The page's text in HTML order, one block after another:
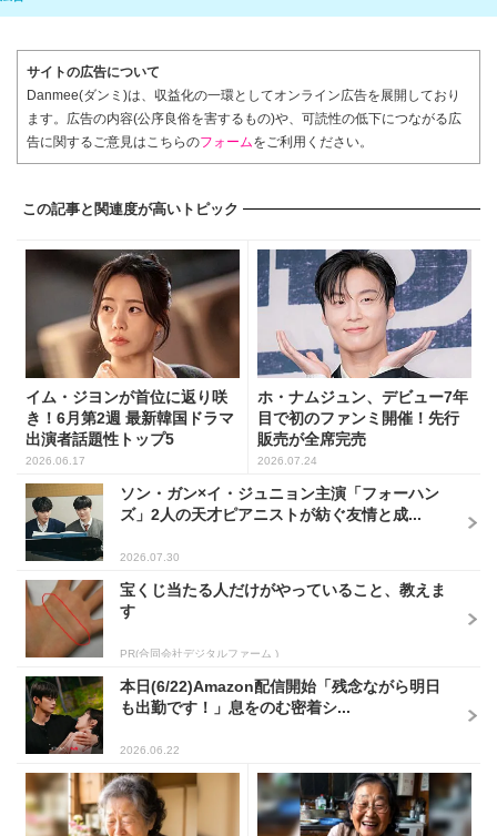
サイトの広告について
Danmee(ダンミ)は、収益化の一環としてオンライン広告を展開しており
ます。広告の内容(公序良俗を害するもの)や、可読性の低下につながる広
告に関するご意見はこちらのフォームをご利用ください。
この記事と関連度が高いトピック
イム・ジヨンが首位に返り咲
き！6月第2週 最新韓国ドラマ
出演者話題性トップ5
2026.06.17
ホ・ナムジュン、デビュー7年
目で初のファンミ開催！先行
販売が全席完売
2026.07.24
ソン・ガン×イ・ジュニョン主演「フォーハン
ズ」2人の天才ピアニストが紡ぐ友情と成...
2026.07.30
宝くじ当たる人だけがやっていること、教えま
す
PR(合同会社デジタルファーム )
本日(6/22)Amazon配信開始「残念ながら明日
も出勤です！」息をのむ密着シ...
2026.06.22